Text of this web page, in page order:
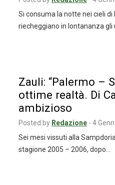
Si consuma la notte nei cieli di
riecheggiano in lontananza gli
Zauli: “Palermo –
ottime realtà. Di
ambizioso
Posted by Redazione - 4
Sei mesi vissuti alla
stagione 2005 – 2006, dopo…